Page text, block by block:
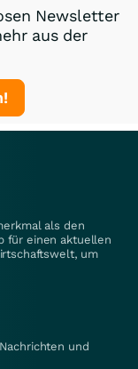
Newsletter
aus der
als den
für einen aktuellen
um
und